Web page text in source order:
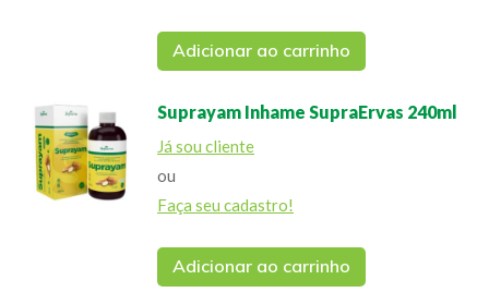
Adicionar ao carrinho
Suprayam Inhame SupraErvas 240ml
Já sou cliente
ou
Faça seu cadastro!
Adicionar ao carrinho